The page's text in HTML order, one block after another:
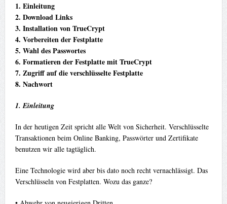
1. Einleitung
2. Download Links
3. Installation von TrueCrypt
4. Vorbereiten der Festplatte
5. Wahl des Passwortes
6. Formatieren der Festplatte mit TrueCrypt
7. Zugriff auf die verschlüsselte Festplatte
8. Nachwort
1. Einleitung
In der heutigen Zeit spricht alle Welt von Sicherheit. Verschlüsselte
Transaktionen beim Online Banking, Passwörter und Zertifikate
benutzen wir alle tagtäglich.
Eine Technologie wird aber bis dato noch recht vernachlässigt. Das
Verschlüsseln von Festplatten. Wozu das ganze?